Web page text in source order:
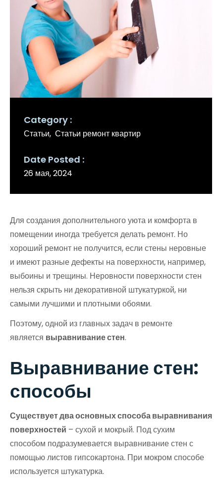
Category
Статьи Статьи ремонт квартир
Date Posted
26 мая, 2024
Для создания дополнительного уюта и комфорта в
помещении иногда требуется делать ремонт. Но
хороший ремонт не получится, если стены неровные
и имеют разные дефекты на поверхности, например,
выбоины и трещины. Неровности поверхности стен
нельзя скрыть ни декоративной штукатуркой, ни
самыми лучшими и плотными обоями.
Поэтому, одной из главных задач в ремонте
является выравнивание стен.
Выравнивание стен:
способы
Существует два основных способа выравнивания
поверхностей – сухой и мокрый. Под сухим
способом подразумевается выравнивание стен с
помощью листов гипсокартона. При мокром способе
используется штукатурка.